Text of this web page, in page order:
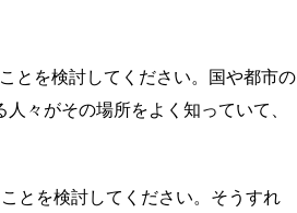
とを検討してください。国や都市の
々がその場所をよく知っていて、
とを検討してください。そうすれ